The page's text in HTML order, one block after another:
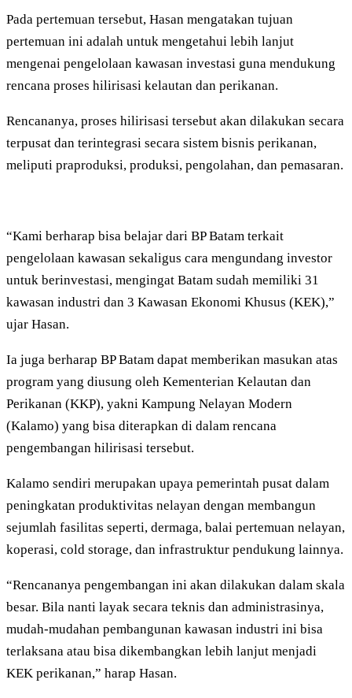
Pada pertemuan tersebut, Hasan mengatakan tujuan
pertemuan ini adalah untuk mengetahui lebih lanjut
mengenai pengelolaan kawasan investasi guna mendukung
rencana proses hilirisasi kelautan dan perikanan.
Rencananya, proses hilirisasi tersebut akan dilakukan secara
terpusat dan terintegrasi secara sistem bisnis perikanan,
meliputi praproduksi, produksi, pengolahan, dan pemasaran.
“Kami berharap bisa belajar dari BP Batam terkait
pengelolaan kawasan sekaligus cara mengundang investor
untuk berinvestasi, mengingat Batam sudah memiliki 31
kawasan industri dan 3 Kawasan Ekonomi Khusus (KEK),”
ujar Hasan.
Ia juga berharap BP Batam dapat memberikan masukan atas
program yang diusung oleh Kementerian Kelautan dan
Perikanan (KKP), yakni Kampung Nelayan Modern
(Kalamo) yang bisa diterapkan di dalam rencana
pengembangan hilirisasi tersebut.
Kalamo sendiri merupakan upaya pemerintah pusat dalam
peningkatan produktivitas nelayan dengan membangun
sejumlah fasilitas seperti, dermaga, balai pertemuan nelayan,
koperasi, cold storage, dan infrastruktur pendukung lainnya.
“Rencananya pengembangan ini akan dilakukan dalam skala
besar. Bila nanti layak secara teknis dan administrasinya,
mudah-mudahan pembangunan kawasan industri ini bisa
terlaksana atau bisa dikembangkan lebih lanjut menjadi
KEK perikanan,” harap Hasan.